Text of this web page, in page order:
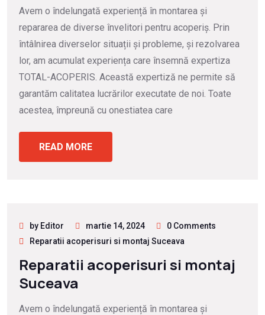
Avem o îndelungată experiență în montarea și
repararea de diverse învelitori pentru acoperiș. Prin
întâlnirea diverselor situații și probleme, și rezolvarea
lor, am acumulat experiența care însemnă expertiza
TOTAL-ACOPERIS. Această expertiză ne permite să
garantăm calitatea lucrărilor executate de noi. Toate
acestea, împreună cu onestiatea care
READ MORE
by Editor martie 14, 2024
0 Comments
Reparatii acoperisuri si montaj Suceava
Reparatii acoperisuri si montaj
Suceava
Avem o îndelungată experiență în montarea și